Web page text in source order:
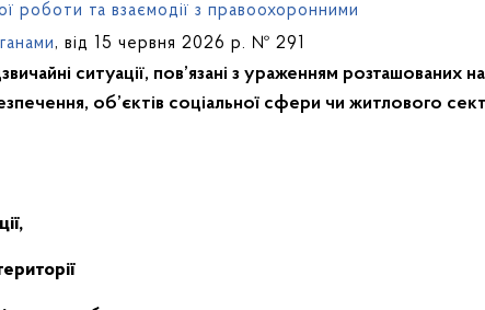
роботи та взаємодії з правоохоронними
, від 15 червня 2026 р. № 291
ситуації, пов’язані з ураженням розташованих
об’єктів соціальної сфери чи житлового